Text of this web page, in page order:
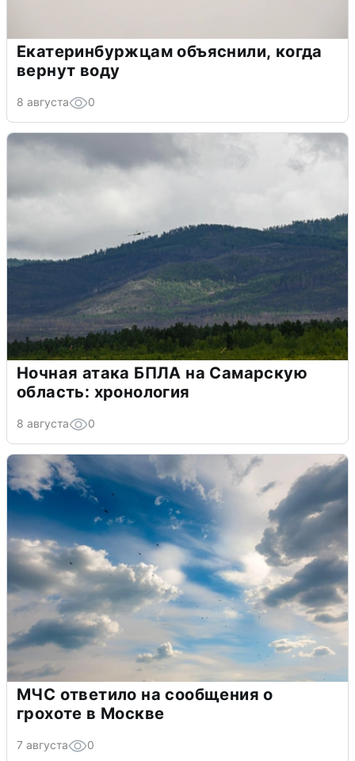
Екатеринбуржцам объяснили, когда
вернут воду
8 августа 0
Ночная атака БПЛА на Самарскую
область: хронология
8 августа 0
МЧС ответило на сообщения о
грохоте в Москве
7 августа 0